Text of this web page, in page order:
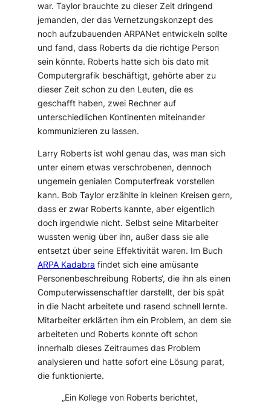
war. Taylor brauchte zu dieser Zeit dringend
jemanden, der das Vernetzungskonzept des
noch aufzubauenden ARPANet entwickeln sollte
und fand, dass Roberts da die richtige Person
sein könnte. Roberts hatte sich bis dato mit
Computergrafik beschäftigt, gehörte aber zu
dieser Zeit schon zu den Leuten, die es
geschafft haben, zwei Rechner auf
unterschiedlichen Kontinenten miteinander
kommunizieren zu lassen.
Larry Roberts ist wohl genau das, was man sich
unter einem etwas verschrobenen, dennoch
ungemein genialen Computerfreak vorstellen
kann. Bob Taylor erzählte in kleinen Kreisen gern,
dass er zwar Roberts kannte, aber eigentlich
doch irgendwie nicht. Selbst seine Mitarbeiter
wussten wenig über ihn, außer dass sie alle
entsetzt über seine Effektivität waren. Im Buch
ARPA Kadabra findet sich eine amüsante
Personenbeschreibung Roberts‘, die ihn als einen
Computerwissenschaftler darstellt, der bis spät
in die Nacht arbeitete und rasend schnell lernte.
Mitarbeiter erklärten ihm ein Problem, an dem sie
arbeiteten und Roberts konnte oft schon
innerhalb dieses Zeitraumes das Problem
analysieren und hatte sofort eine Lösung parat,
die funktionierte.
„Ein Kollege von Roberts berichtet,